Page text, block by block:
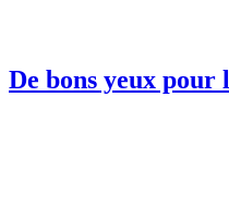
De bons yeux pour